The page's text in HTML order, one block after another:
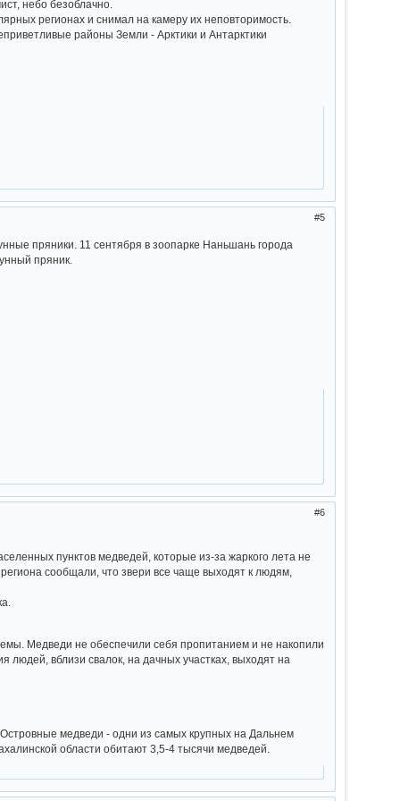
небо безоблачно.
регионах и снимал на камеру их неповторимость.
районы Земли - Арктики и Антарктики
5
пряники. 11 сентября в зоопарке Наньшань города
пряник.
6
пунктов медведей, которые из-за жаркого лета не
сообщали, что звери все чаще выходят к людям,
Медведи не обеспечили себя пропитанием и не накопили
вблизи свалок, на дачных участках, выходят на
медведи - одни из самых крупных на Дальнем
области обитают 3,5-4 тысячи медведей.